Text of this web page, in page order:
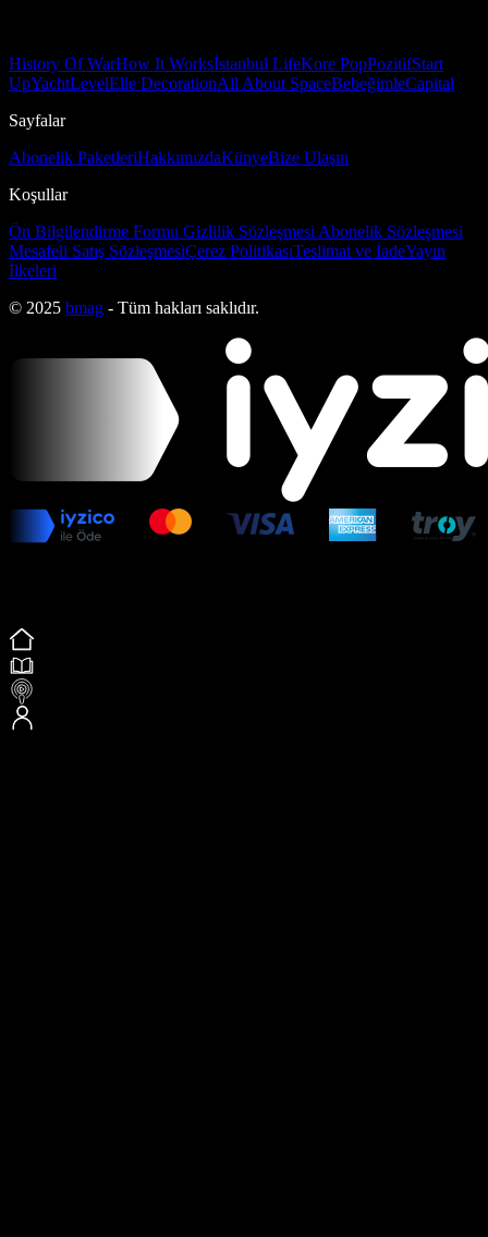
History Of WarHow It Worksİstanbul LifeKore PopPozitifStart
UpYachtLevelElle DecorationAll About SpaceBebeğimleCapital
Sayfalar
Abonelik PaketleriHakkımızdaKünyeBize Ulaşın
Koşullar
Ön Bilgilendirme Formu Gizlilik Sözleşmesi Abonelik Sözleşmesi
Mesafeli Satış SözleşmesiÇerez PolitikasıTeslimat ve İadeYayın
İlkeleri
© 2025 bmag - Tüm hakları saklıdır.